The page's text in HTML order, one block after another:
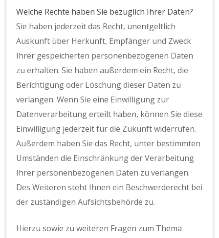
Welche Rechte haben Sie bezüglich Ihrer Daten?
Sie haben jederzeit das Recht, unentgeltlich
Auskunft über Herkunft, Empfänger und Zweck
Ihrer gespeicherten personenbezogenen Daten
zu erhalten. Sie haben außerdem ein Recht, die
Berichtigung oder Löschung dieser Daten zu
verlangen. Wenn Sie eine Einwilligung zur
Datenverarbeitung erteilt haben, können Sie diese
Einwilligung jederzeit für die Zukunft widerrufen.
Außerdem haben Sie das Recht, unter bestimmten
Umständen die Einschränkung der Verarbeitung
Ihrer personenbezogenen Daten zu verlangen.
Des Weiteren steht Ihnen ein Beschwerderecht bei
der zuständigen Aufsichtsbehörde zu.
Hierzu sowie zu weiteren Fragen zum Thema